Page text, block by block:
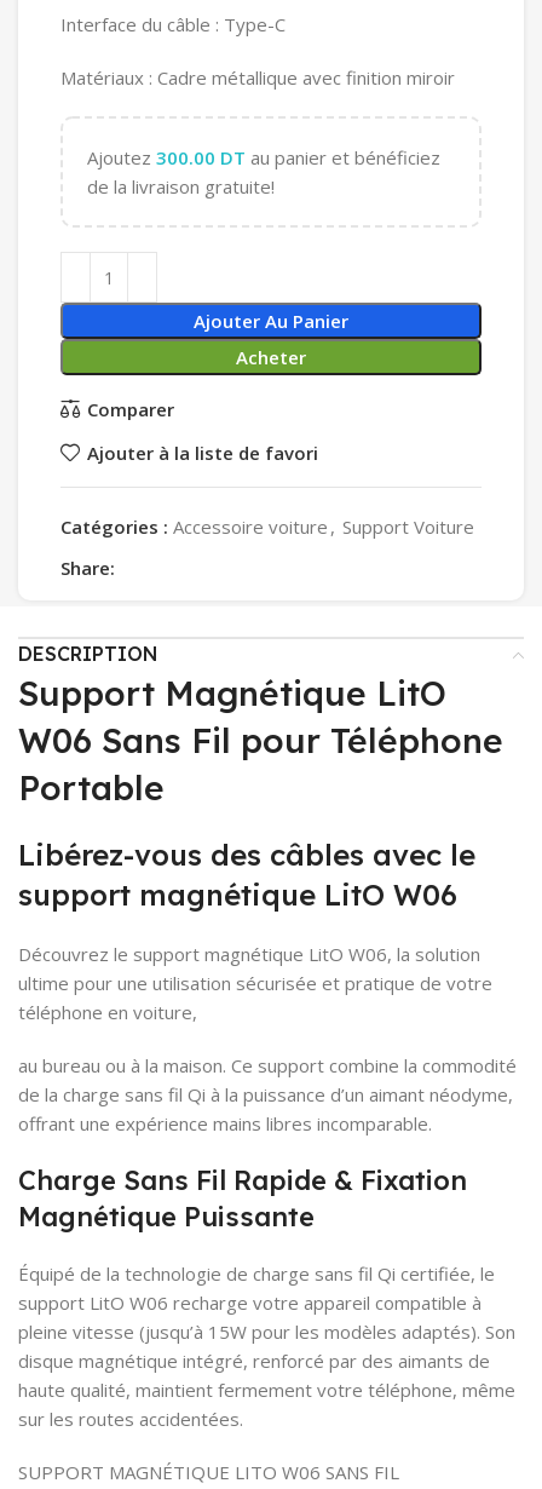
Interface du câble : Type-C
Matériaux : Cadre métallique avec finition miroir
Ajoutez 300.00 DT au panier et bénéficiez
de la livraison gratuite!
Ajouter Au Panier
Acheter
Comparer
Ajouter à la liste de favori
Catégories : Accessoire voiture , Support Voiture
Share:
DESCRIPTION
Support Magnétique LitO
W06 Sans Fil pour Téléphone
Portable
Libérez-vous des câbles avec le
support magnétique LitO W06
Découvrez le support magnétique LitO W06, la solution
ultime pour une utilisation sécurisée et pratique de votre
téléphone en voiture,
au bureau ou à la maison. Ce support combine la commodité
de la charge sans fil Qi à la puissance d’un aimant néodyme,
offrant une expérience mains libres incomparable.
Charge Sans Fil Rapide & Fixation
Magnétique Puissante
Équipé de la technologie de charge sans fil Qi certifiée, le
support LitO W06 recharge votre appareil compatible à
pleine vitesse (jusqu’à 15W pour les modèles adaptés). Son
disque magnétique intégré, renforcé par des aimants de
haute qualité, maintient fermement votre téléphone, même
sur les routes accidentées.
SUPPORT MAGNÉTIQUE LITO W06 SANS FIL